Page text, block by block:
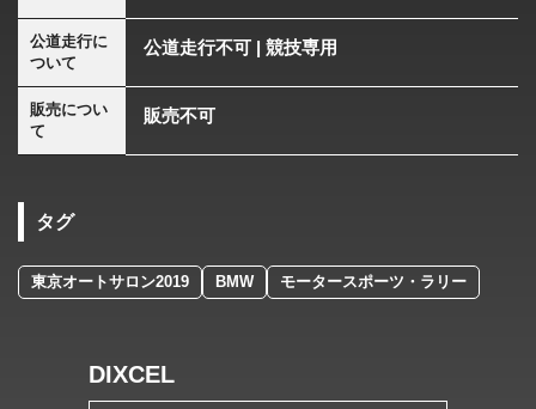
公道走行に
ついて
公道走行不可 | 競技専用
販売につい
て
販売不可
タグ
東京オートサロン2019 BMW モータースポーツ・ラリー
DIXCEL